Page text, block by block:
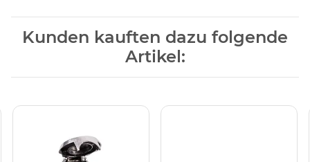
Kunden kauften dazu folgende
Artikel: